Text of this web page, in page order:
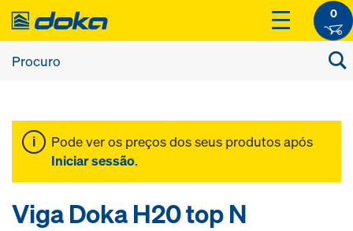
0
Pode ver os preços dos seus produtos após
Iniciar sessão.
Viga Doka H20 top N